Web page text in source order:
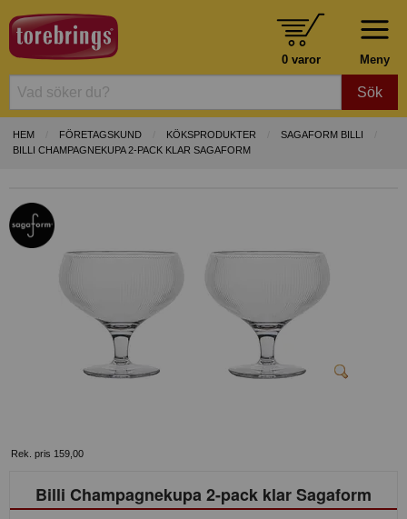
Meny
0 varor
Sök
HEM FÖRETAGSKUND KÖKSPRODUKTER
SAGAFORM BILLI
BILLI CHAMPAGNEKUPA 2-PACK KLAR SAGAFORM
Rek. pris 159,00
Billi Champagnekupa 2-pack klar Sagaform